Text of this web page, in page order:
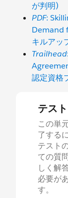
が判明)
PDF:
Demand
キルアッ
Trailhead
認定資格